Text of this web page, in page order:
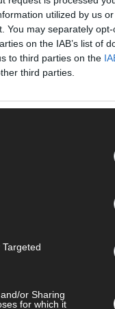
utilized by us
You may separately
on the IAB’s list of
to third parties on the
third parties.
or Sharing
for which it
E-Mail-
nicht